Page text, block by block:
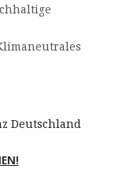
Deutschland